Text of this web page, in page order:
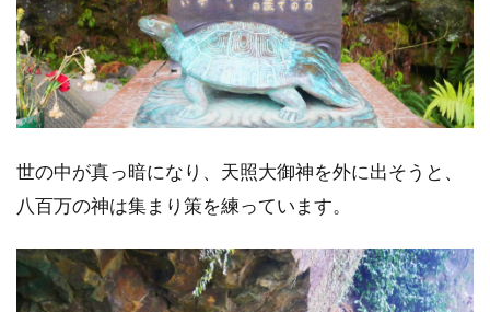
世の中が真っ暗になり、天照大御神を外に出そうと、
八百万の神は集まり策を練っています。